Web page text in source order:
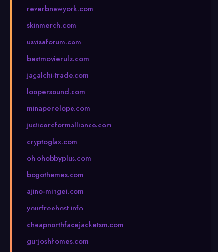
reverbnewyork.com
skinmerch.com
usvisaforum.com
bestmovierulz.com
jagalchi-trade.com
loopersound.com
minapenelope.com
justicereformalliance.com
cryptoglax.com
ohiohobbyplus.com
bogothemes.com
ajino-mingei.com
yourfreehost.info
cheapnorthfacejacketsm.com
gurjoshhomes.com